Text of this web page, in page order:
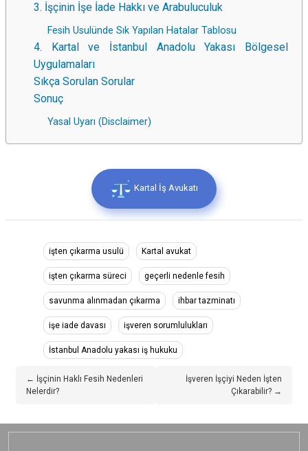
3. İşçinin İşe İade Hakkı ve Arabuluculuk
Fesih Usulünde Sık Yapılan Hatalar Tablosu
4. Kartal ve İstanbul Anadolu Yakası Bölgesel
Uygulamaları
Sıkça Sorulan Sorular
Sonuç
Yasal Uyarı (Disclaimer)
Kartal İş Avukatı
işten çıkarma usulü Kartal avukat
işten çıkarma süreci geçerli nedenle fesih
savunma alınmadan çıkarma ihbar tazminatı
işe iade davası işveren sorumlulukları
İstanbul Anadolu yakası iş hukuku
← İşçinin Haklı Fesih Nedenleri
Nelerdir?
İşveren İşçiyi Neden İşten
Çıkarabilir? →